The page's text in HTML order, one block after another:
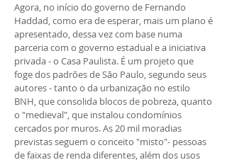
Agora, no início do governo de Fernando
Haddad, como era de esperar, mais um plano é
apresentado, dessa vez com base numa
parceria com o governo estadual e a iniciativa
privada - o Casa Paulista. É um projeto que
foge dos padrões de São Paulo, segundo seus
autores - tanto o da urbanização no estilo
BNH, que consolida blocos de pobreza, quanto
o "medieval", que instalou condomínios
cercados por muros. As 20 mil moradias
previstas seguem o conceito "misto"- pessoas
de faixas de renda diferentes, além dos usos